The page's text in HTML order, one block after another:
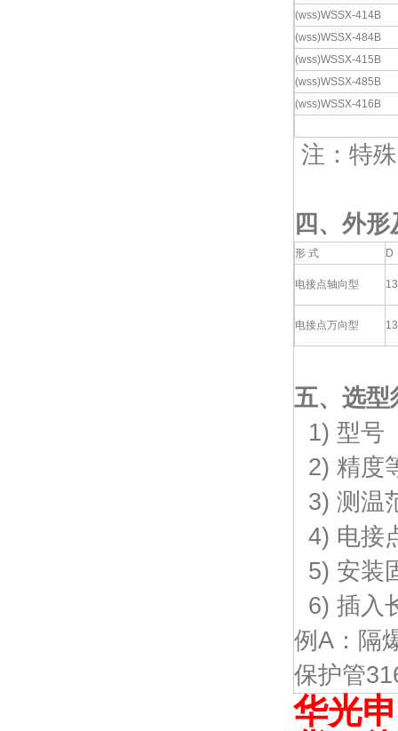
(wss)WSSX-414B
(wss)WSSX-484B
(wss)WSSX-415B
(wss)WSSX-485B
(wss)WSSX-416B
注：特
四、 外形
形 式 D
电接点轴向型
电接点万向型
五、 选型
1) 型号
2) 精度
3) 测温
4) 电接
5) 安装
6) 插入
例A：隔
保护管
华光